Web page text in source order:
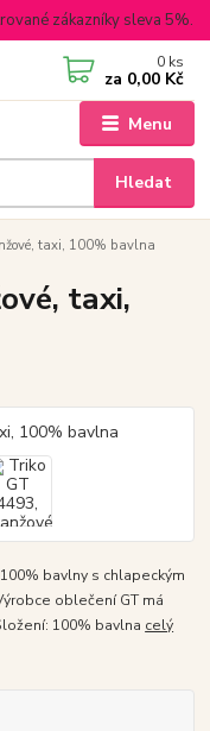
zákazníky sleva 5%.
Menu
Hledat
0 ks
za 0,00 Kč
taxi, 100% bavlna
taxi,
bavlny s chlapeckým
oblečení GT má
100% bavlna celý